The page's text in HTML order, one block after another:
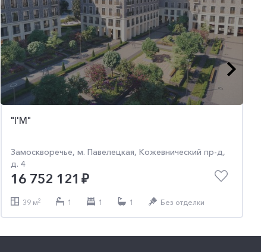
"I'M"
Замоскворечье, м. Павелецкая, Кожевнический пр-д,
д. 4
18 301 920
42 м2 1 1 1 Без отделки
"I'M"
Замоскворечье, м. Павелецкая, Кожевнический пр-д,
37 914 534
2 2 1 1 Без отделки